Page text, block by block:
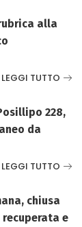
rubrica alla
LEGGI TUTTO
228,
da
LEGGI TUTTO
chiusa
e